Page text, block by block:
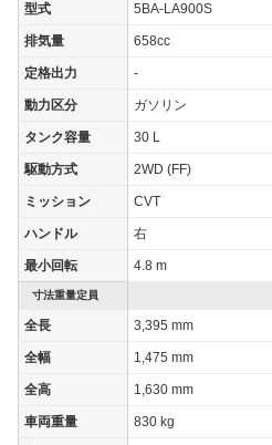
型式 5BA-LA900S
排気量 658cc
定格出力 -
動力区分 ガソリン
タンク容量 30 L
駆動方式 2WD (FF)
ミッション CVT
ハンドル 右
最小回転 4.8 m
寸法重量定員
全長 3,395 mm
全幅 1,475 mm
全高 1,630 mm
車両重量 830 kg